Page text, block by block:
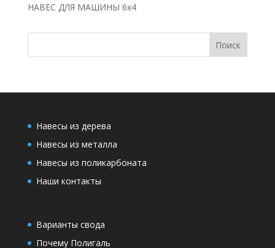
НАВЕС ДЛЯ МАШИНЫ 6х4
Навесы из дерева
Навесы из металла
Навесы из поликарбоната
Наши контакты
Варианты свода
Почему Полигаль